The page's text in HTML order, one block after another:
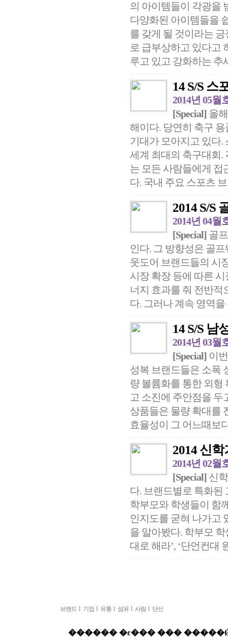
의 아이템들이 각광을
다양화된 아이템들을
를 갖게 될 것이라는
로 급부상하고 있다고
루고 있고 강화하는 추
14 S/S 스
2014년 05월
[Special] 올
해이다. 당연히 축구
기대가 모아지고 있다.
세계 최대의 축구대회.
는 모든 사람들에게 접
다. 국내 주요 스포츠
2014 S/S
2014년 04월
[Special] 골
인다. 그 방향성은 골
웃도어 브랜드들의 시
시장 확장 등에 따른
너지 효과를 줘 전반적
다. 그러나 계속 영역
14 S/S 남
2014년 03월
[Special] 이
성복 브랜드들은 소폭
량 볼륨화를 통한 외형
고 소진에 주안점을 두
상품들은 물량 확대를
효율성이 그 어느때보
2014 신
2014년 02월
[Special] 신
다. 브랜드별로 특화된
학부모와 학생들이 함
인지도를 굳혀 나가고
을 알아봤다. 학부모
대로 해라’, ‘단언컨대
브랜드 l 기업 l 유통 l 섬유 l 사람l 단신